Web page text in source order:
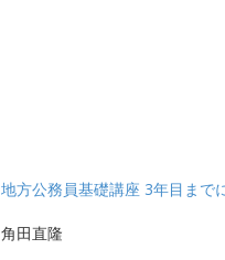
地方公務員基礎講座 3年目まで
角田直隆